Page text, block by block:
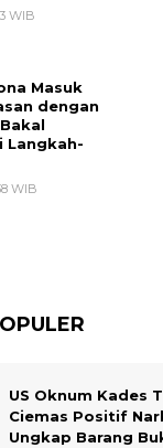
WIB
Masuk
dengan
Langkah-
WIB
US Oknum Kades
Ciemas Positif
Ungkap Barang